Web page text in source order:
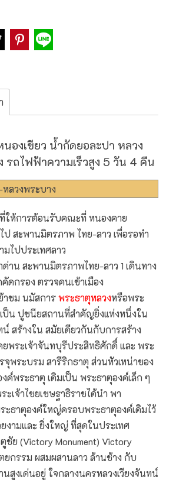
องเขียว น้ำกัดยอละปา หลวง
รถไฟฟ้าความเร็วสูง 5 วัน 4 คืน
ลวงพระบาง
ให้การต้อนรับคณะที่ หนองคาย
ป สะพานมิตรภาพ ไทย-ลาว เพื่อรอทำ
ไปประเทศลาว
าน สะพานมิตรภาพไทย-ลาว 1 เดินทาง
ดกรอง ตรวจคนเข้าเมือง
าชม นมัสการพระธาตุหลวงหรือพระ
ป็น ปูชนียสถานที่สำคัญยิ่งแห่งหนึ่งใน
สร้างใน สมัยเดียวกันกับการสร้าง
ยพระเจ้าจันทบุรีประสิทธิศักดิ์ และ พระ
พระบรม สารีริกธาตุ ส่วนหัวเหน่าของ
ค์พระธาตุ เดิมเป็น พระธาตุองค์เล็ก ๆ
เจ้าไชยเชษฐาธิราชได้นำ พา
ธาตุองค์ใหญ่ครอบพระธาตุองค์เดิมไว้
ามและ ยิ่งใหญ่ ที่สุดในประเทศ
ชัย (Victory Monument) Victory
ยกรรม ผสมผสานลาว ล้านช้าง กับ
นสูงเด่นอยู่ ใจกลางนครหลวงเวียงจันทน์